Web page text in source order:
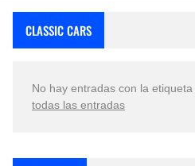
CLASSIC CARS
No hay entradas con la etiqueta
todas las entradas